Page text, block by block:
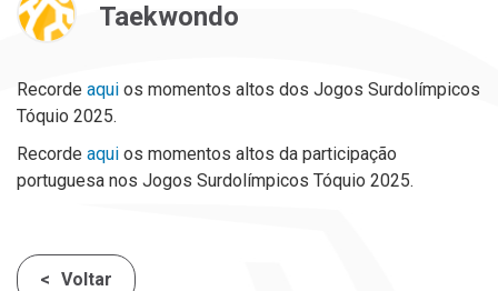
Taekwondo
Recorde aqui os momentos altos dos Jogos Surdolímpicos
Tóquio 2025.
Recorde aqui os momentos altos da participação
portuguesa nos Jogos Surdolímpicos Tóquio 2025.
Voltar